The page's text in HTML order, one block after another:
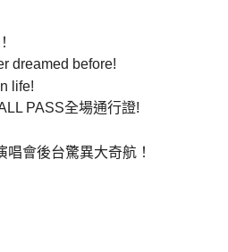
上)免運費
上)免運費
上)免運費
dreamed before!
life!
PASS全場通行證!
會後台驚異大奇航！